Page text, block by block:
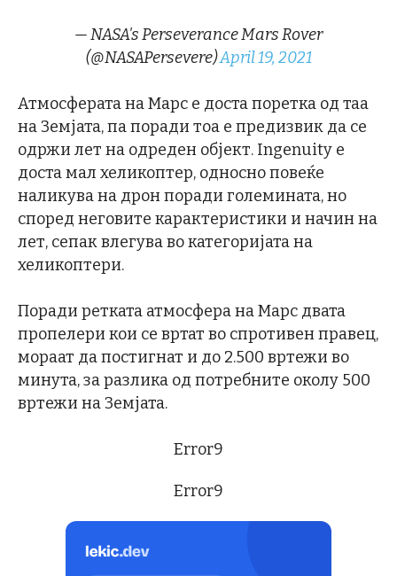
— NASA's Perseverance Mars Rover
(@NASAPersevere)April 19, 2021
Атмосферата на Марс е доста поретка од таа
на Земјата, па поради тоа е предизвик да се
одржи лет на одреден објект. Ingenuity е
доста мал хеликоптер, односно повеќе
наликува на дрон поради големината, но
според неговите карактеристики и начин на
лет, сепак влегува во категоријата на
хеликоптери.
Поради ретката атмосфера на Марс двата
пропелери кои се вртат во спротивен правец,
мораат да постигнат и до 2.500 вртежи во
минута, за разлика од потребните околу 500
вртежи на Земјата.
Error9
Error9